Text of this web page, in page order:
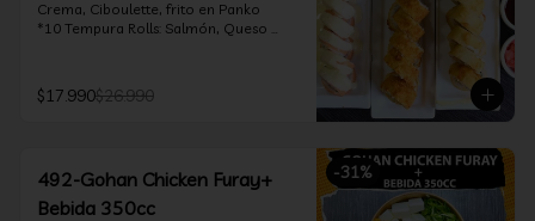
Crema, Ciboulette, frito en Panko
*10 Tempura Rolls: Salmón, Queso
furay, queso crema y cebollín, envuelto
en salmón y bañado en salsa
$17.990$26.990
-31%
492-Gohan Chicken Furay+
Bebida 350cc